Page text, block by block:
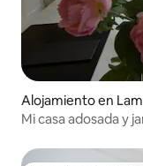
Alojamiento en
Mi casa adosada y